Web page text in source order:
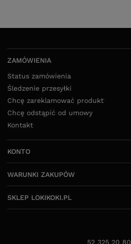
ZAMÓWIENIA
Status zamówienia
Śledzenie przesyłki
Chcę zareklamować produkt
Chcę odstąpić od umowy
Kontakt
KONTO
WARUNKI ZAKUPÓW
SKLEP LOKIKOKI.PL
52 325 20 80